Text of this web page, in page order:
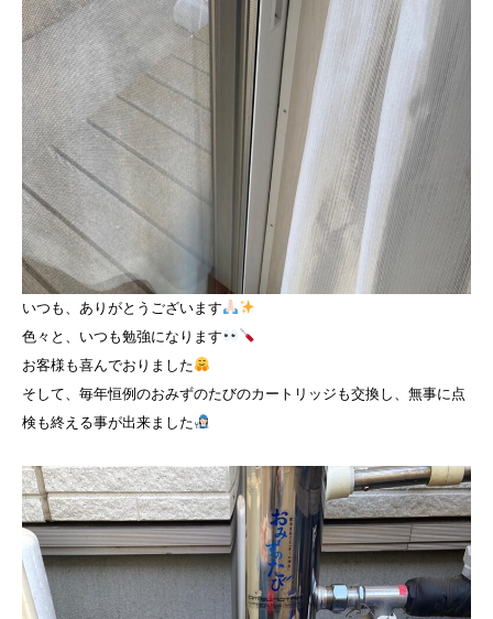
いつも、ありがとうございます
色々と、いつも勉強になります
お客様も喜んでおりました
そして、毎年恒例のおみずのたびのカートリッジも交換し、無事に点
検も終える事が出来ました